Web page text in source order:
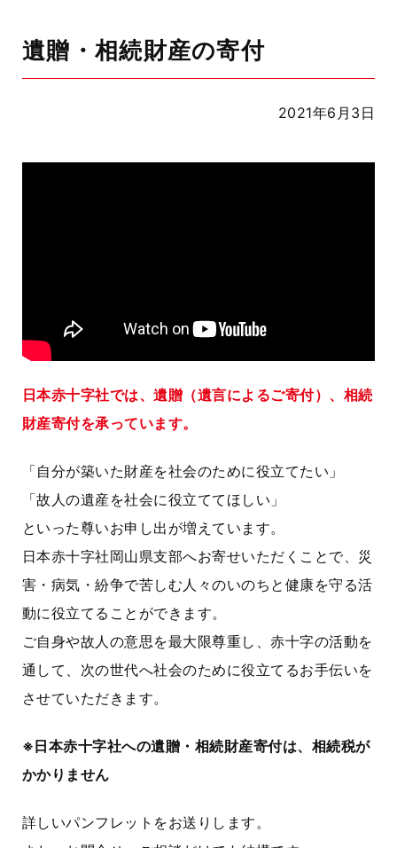
遺贈・相続財産の寄付
2021年6月3日
日本赤十字社では、遺贈（遺言によるご寄付）、相続
財産寄付を承っています。
「自分が築いた財産を社会のために役立てたい」
「故人の遺産を社会に役立ててほしい」
といった尊いお申し出が増えています。
日本赤十字社岡山県支部へお寄せいただくことで、災
害・病気・紛争で苦しむ人々のいのちと健康を守る活
動に役立てることができます。
ご自身や故人の意思を最大限尊重し、赤十字の活動を
通して、次の世代へ社会のために役立てるお手伝いを
させていただきます。
※日本赤十字社への遺贈・相続財産寄付は、相続税が
かかりません
詳しいパンフレットをお送りします。